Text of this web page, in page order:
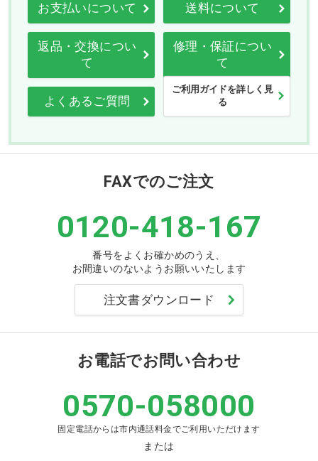
お支払いについて 送料について
返品・交換につい
て
修理・保証につい
て
よくあるご質問
ご利用ガイドを詳しく見
る
FAXでのご注文
0120-418-167
番号をよくお確かめのうえ、
お間違いのないようお願いいたします
注文書ダウンロード
お電話でお問い合わせ
0570-058000
固定電話からは市内通話料金でご利用いただけます
または